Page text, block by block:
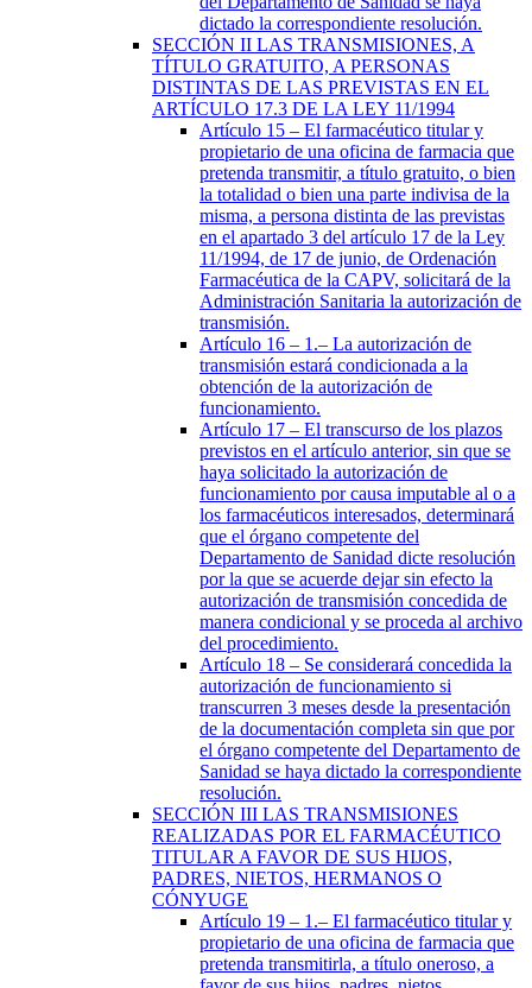
dictado la correspondiente resolución.
SECCIÓN II LAS TRANSMISIONES, A
TÍTULO GRATUITO, A PERSONAS
DISTINTAS DE LAS PREVISTAS EN EL
ARTÍCULO 17.3 DE LA LEY 11/1994
Artículo 15 – El farmacéutico titular y
propietario de una oficina de farmacia que
pretenda transmitir, a título gratuito, o bien
la totalidad o bien una parte indivisa de la
misma, a persona distinta de las previstas
en el apartado 3 del artículo 17 de la Ley
11/1994, de 17 de junio, de Ordenación
Farmacéutica de la CAPV, solicitará de la
Administración Sanitaria la autorización de
transmisión.
Artículo 16 – 1.– La autorización de
transmisión estará condicionada a la
obtención de la autorización de
funcionamiento.
Artículo 17 – El transcurso de los plazos
previstos en el artículo anterior, sin que se
haya solicitado la autorización de
funcionamiento por causa imputable al o a
los farmacéuticos interesados, determinará
que el órgano competente del
Departamento de Sanidad dicte resolución
por la que se acuerde dejar sin efecto la
autorización de transmisión concedida de
manera condicional y se proceda al archivo
del procedimiento.
Artículo 18 – Se considerará concedida la
autorización de funcionamiento si
transcurren 3 meses desde la presentación
de la documentación completa sin que por
el órgano competente del Departamento de
Sanidad se haya dictado la correspondiente
resolución.
SECCIÓN III LAS TRANSMISIONES
REALIZADAS POR EL FARMACÉUTICO
TITULAR A FAVOR DE SUS HIJOS,
PADRES, NIETOS, HERMANOS O
CÓNYUGE
Artículo 19 – 1.– El farmacéutico titular y
propietario de una oficina de farmacia que
pretenda transmitirla, a título oneroso, a